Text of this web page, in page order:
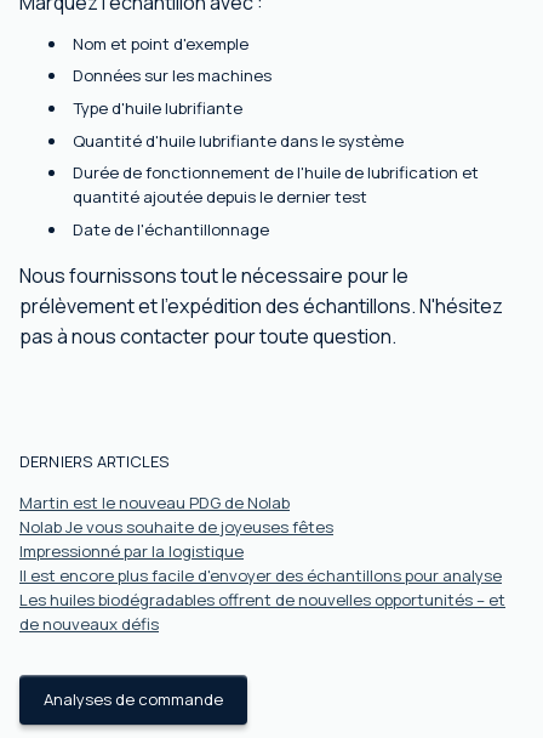
Nom et point d'exemple
Données sur les machines
Type d'huile lubrifiante
Quantité d'huile lubrifiante dans le système
Durée de fonctionnement de l'huile de lubrification et
quantité ajoutée depuis le dernier test
Date de l'échantillonnage
Nous fournissons tout le nécessaire pour le
prélèvement et l'expédition des échantillons. N'hésitez
pas à nous contacter pour toute question.
DERNIERS ARTICLES
Martin est le nouveau PDG de Nolab
Nolab Je vous souhaite de joyeuses fêtes
Impressionné par la logistique
Il est encore plus facile d'envoyer des échantillons pour analyse
Les huiles biodégradables offrent de nouvelles opportunités – et
de nouveaux défis
Analyses de commande